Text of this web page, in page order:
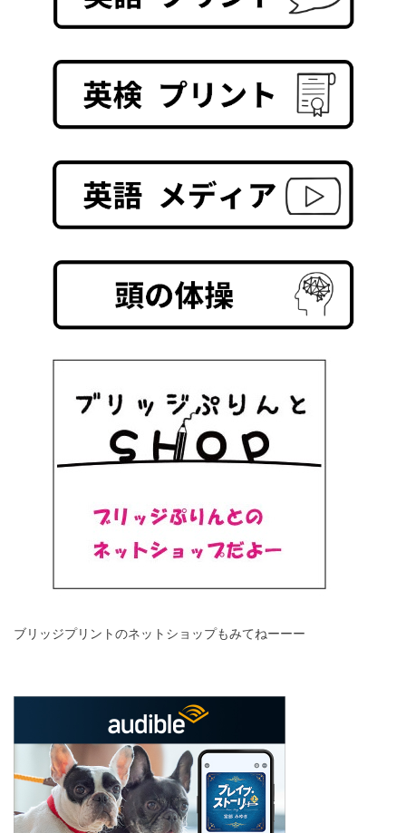
ブリッジプリントのネットショップもみてねーーー